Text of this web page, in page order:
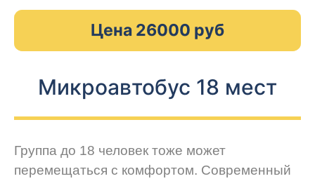
Цена 26000 руб
Микроавтобус 18 мест
Группа до 18 человек тоже может
перемещаться с комфортом. Современный